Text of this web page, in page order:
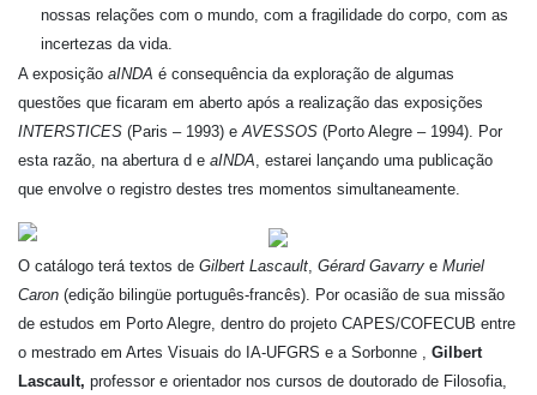
nossas relações com o mundo, com a fragilidade do corpo, com as
incertezas da vida.
A exposição aINDA é consequência da exploração de algumas
questões que ficaram em aberto após a realização das exposições
INTERSTICES (Paris – 1993) eAVESSOS (Porto Alegre – 1994). Por
esta razão, na abertura d e aINDA, estarei lançando uma publicação
que envolve o registro destes tres momentos simultaneamente.
O catálogo terá textos de Gilbert Lascault, Gérard Gavarry e Muriel
Caron (edição bilingüe português-francês). Por ocasião de sua missão
de estudos em Porto Alegre, dentro do projeto CAPES/COFECUB entre
o mestrado em Artes Visuais do IA-UFGRS e a Sorbonne , Gilbert
Lascault, professor e orientador nos cursos de doutorado de Filosofia,